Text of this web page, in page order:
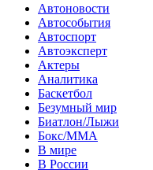
Автоновости
Автособытия
Автоспорт
Автоэксперт
Актеры
Аналитика
Баскетбол
Безумный мир
Биатлон/Лыжи
Бокс/MMA
В мире
В России